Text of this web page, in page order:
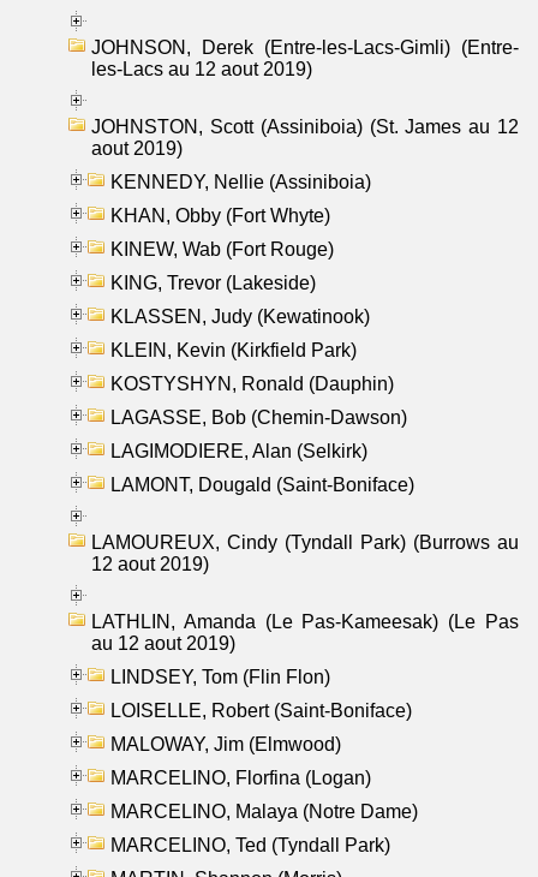
JOHNSON, Derek (Entre-les-Lacs-Gimli) (Entre-
les-Lacs au 12 aout 2019)
JOHNSTON, Scott (Assiniboia) (St. James au 12
aout 2019)
KENNEDY, Nellie (Assiniboia)
KHAN, Obby (Fort Whyte)
KINEW, Wab (Fort Rouge)
KING, Trevor (Lakeside)
KLASSEN, Judy (Kewatinook)
KLEIN, Kevin (Kirkfield Park)
KOSTYSHYN, Ronald (Dauphin)
LAGASSE, Bob (Chemin-Dawson)
LAGIMODIERE, Alan (Selkirk)
LAMONT, Dougald (Saint-Boniface)
LAMOUREUX, Cindy (Tyndall Park) (Burrows au
12 aout 2019)
LATHLIN, Amanda (Le Pas-Kameesak) (Le Pas
au 12 aout 2019)
LINDSEY, Tom (Flin Flon)
LOISELLE, Robert (Saint-Boniface)
MALOWAY, Jim (Elmwood)
MARCELINO, Florfina (Logan)
MARCELINO, Malaya (Notre Dame)
MARCELINO, Ted (Tyndall Park)